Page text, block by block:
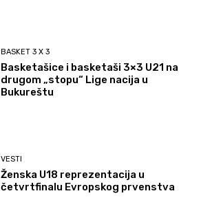
BASKET 3 X 3
Basketašice i basketaši 3×3 U21 na
drugom „stopu“ Lige nacija u
Bukureštu
VESTI
Ženska U18 reprezentacija u
četvrtfinalu Evropskog prvenstva